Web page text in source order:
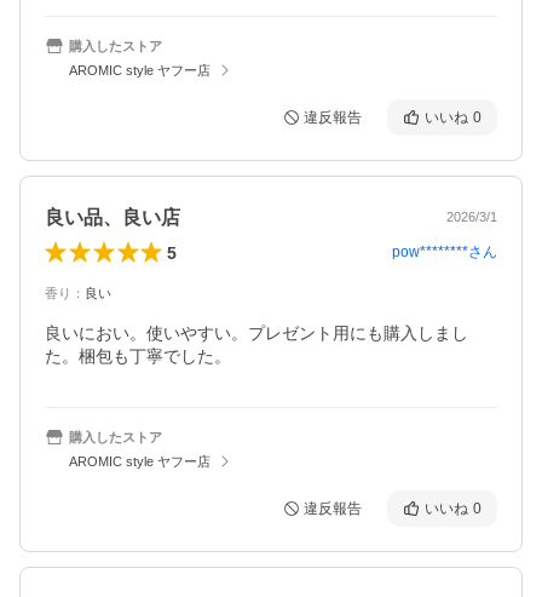
購入したストア
AROMIC style ヤフー店
違反報告 いいね 0
良い品、良い店 2026/3/1
5 pow********さん
香り ： 良い
良いにおい。使いやすい。プレゼント用にも購入しまし
た。梱包も丁寧でした。
購入したストア
AROMIC style ヤフー店
違反報告 いいね 0